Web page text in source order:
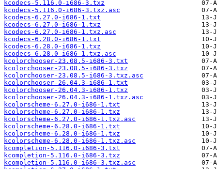
kcodecs-5.116.0-i686-3.txz
kcodecs-5.116.0-i686-3.txz.asc
kcodecs-6.27.0-i686-1.txt
kcodecs-6.27.0-i686-1.txz
kcodecs-6.27.0-i686-1.txz.asc
kcodecs-6.28.0-i686-1.txt
kcodecs-6.28.0-i686-1.txz
kcodecs-6.28.0-i686-1.txz.asc
kcolorchooser-23.08.5-i686-3.txt
kcolorchooser-23.08.5-i686-3.txz
kcolorchooser-23.08.5-i686-3.txz.asc
kcolorchooser-26.04.3-i686-1.txt
kcolorchooser-26.04.3-i686-1.txz
kcolorchooser-26.04.3-i686-1.txz.asc
kcolorscheme-6.27.0-i686-1.txt
kcolorscheme-6.27.0-i686-1.txz
kcolorscheme-6.27.0-i686-1.txz.asc
kcolorscheme-6.28.0-i686-1.txt
kcolorscheme-6.28.0-i686-1.txz
kcolorscheme-6.28.0-i686-1.txz.asc
kcompletion-5.116.0-i686-3.txt
kcompletion-5.116.0-i686-3.txz
kcompletion-5.116.0-i686-3.txz.asc